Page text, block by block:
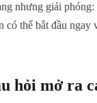
nhưng giải
thể bắt đầu
hỏi mở ra